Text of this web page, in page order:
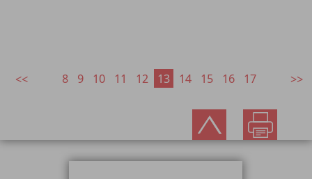
8 9 10 11 12 13 14 15 16 17